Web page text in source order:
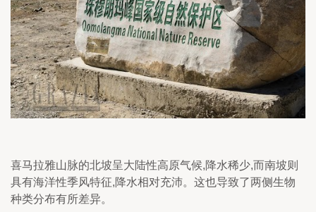
喜马拉雅山脉的北坡呈大陆性高原气候,降水稀少,而南坡则
具有海洋性季风特征,降水相对充沛。这也导致了两侧生物
种类分布有所差异。